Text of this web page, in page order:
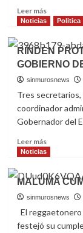
Leer másRead
more
“Los
sueños
de
la
serpiente”
el
Premio
de
Literatura
2018
Noticias Politica
RINDEN
GOBIERNO
sinmurosnews
Tres
coordinador
Gobernador del
Leer másRead
more
RINDEN
NUEVOS
Noticias
MALUMA
sinmurosnews
El
festejó su